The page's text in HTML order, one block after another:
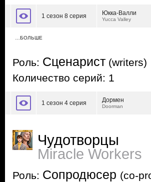
1 сезон 8 серия Юкка-Валли
Yucca Valley
…БОЛЬШЕ
Роль: Сценарист (writers)
Количество серий: 1
1 сезон 4 серия Дормен
Doorman
Чудотворцы
Miracle Workers
Роль: Сопродюсер (co-